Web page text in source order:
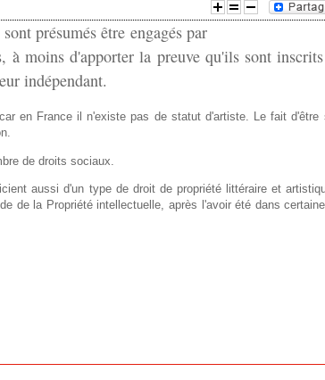
e
e
présumés être engagés par
à moins d'apporter la preuve qu'ils sont
indépendant.
en France il n'existe pas de statut d'artiste. Le fait d'être
de droits sociaux.
aussi d'un type de droit de propriété littéraire et
de la Propriété intellectuelle, après l'avoir été dans